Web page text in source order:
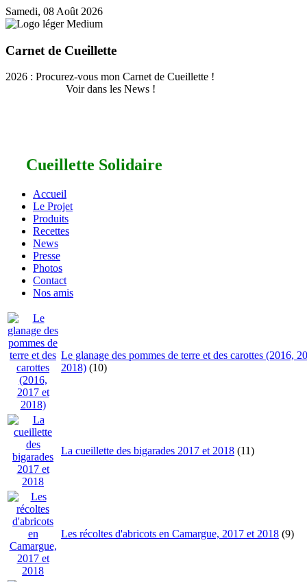
Samedi, 08 Août 2026
Carnet de Cueillette
2026 : Procurez-vous mon Carnet de Cueillette !
Voir dans les News !
Cueillette Solidaire
Accueil
Le Projet
Produits
Recettes
News
Presse
Photos
Contact
Nos amis
Le glanage des pommes de terre et des carottes (2016,
2018) (10)
La cueillette des bigarades 2017 et 2018 (11)
Les récoltes d'abricots en Camargue, 2017 et 2018 (9)